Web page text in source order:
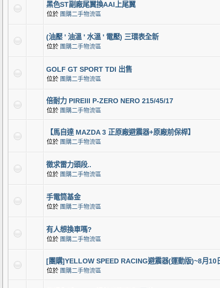
黑色ST副廠尾翼換AAI上尾翼
位於 團購二手物流區
(油壓 ' 油溫 ' 水溫 ' 電壓) 三環表全新
位於 團購二手物流區
GOLF GT SPORT TDI 出售
位於 團購二手物流區
倍耐力 PIREllI P-ZERO NERO 215/45/17
位於 團購二手物流區
【馬自達 MAZDA 3 正原廠避震器+原廠前保桿】
位於 團購二手物流區
徵求雷力頭段..
位於 團購二手物流區
手電筒基金
位於 團購二手物流區
有人想換車嗎?
位於 團購二手物流區
[團購]YELLOW SPEED RACING避震器(運動版)~8月10
位於 團購二手物流區